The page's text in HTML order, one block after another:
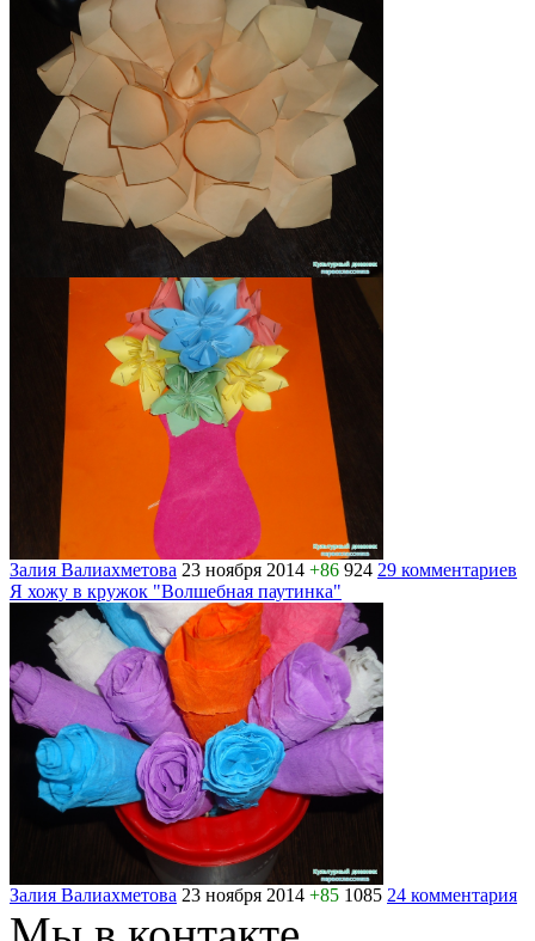
Залия Валиахметова 23 ноября 2014 +86 924 29 комментариев
Я хожу в кружок "Волшебная паутинка"
Залия Валиахметова 23 ноября 2014 +85 1085 24 комментария